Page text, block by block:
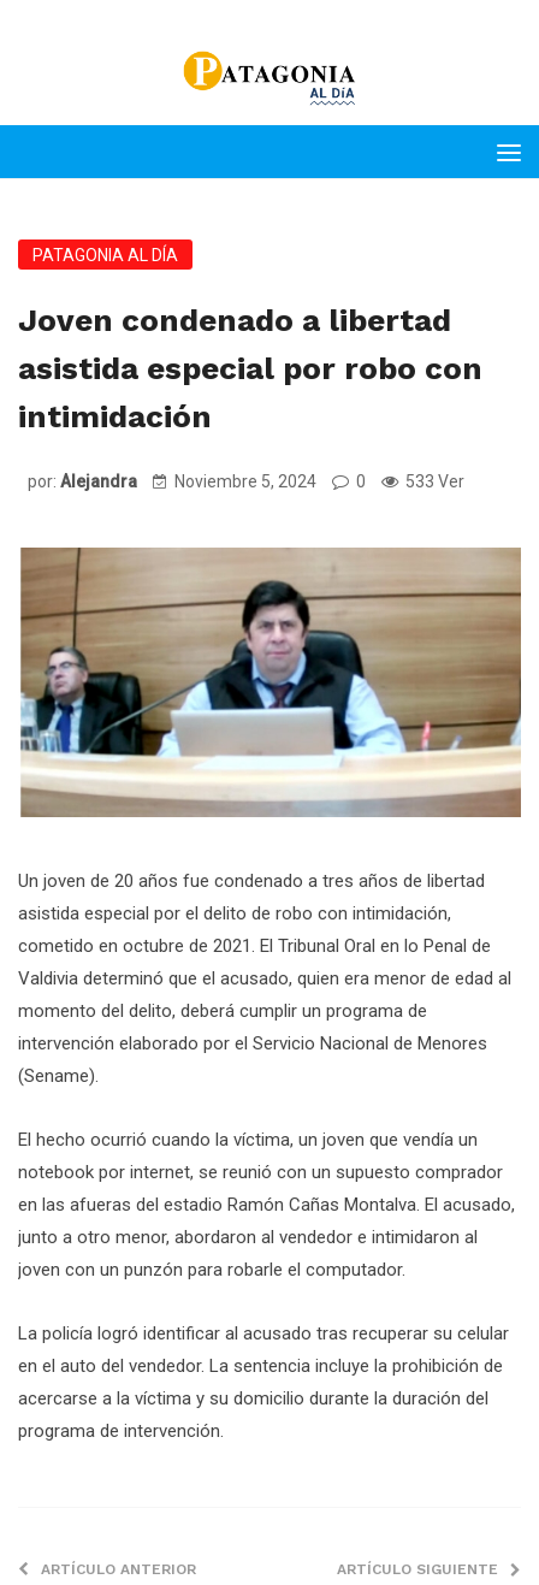
PATAGONIA AL DÍA
Joven condenado a libertad
asistida especial por robo con
intimidación
por: Alejandra Noviembre 5, 2024 0 533 Ver
Un joven de 20 años fue condenado a tres años de libertad
asistida especial por el delito de robo con intimidación,
cometido en octubre de 2021. El Tribunal Oral en lo Penal de
Valdivia determinó que el acusado, quien era menor de edad al
momento del delito, deberá cumplir un programa de
intervención elaborado por el Servicio Nacional de Menores
(Sename).
El hecho ocurrió cuando la víctima, un joven que vendía un
notebook por internet, se reunió con un supuesto comprador
en las afueras del estadio Ramón Cañas Montalva. El acusado,
junto a otro menor, abordaron al vendedor e intimidaron al
joven con un punzón para robarle el computador.
La policía logró identificar al acusado tras recuperar su celular
en el auto del vendedor. La sentencia incluye la prohibición de
acercarse a la víctima y su domicilio durante la duración del
programa de intervención.
ARTÍCULO ANTERIOR ARTÍCULO SIGUIENTE